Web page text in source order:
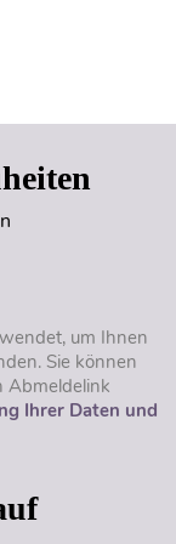
um Ihnen
Sie können
Abmeldelink
Ihrer Daten und